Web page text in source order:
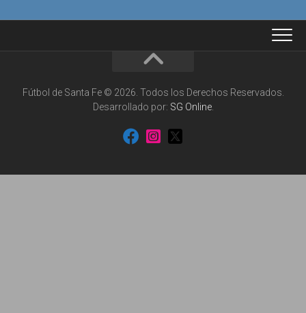
Fútbol de Santa Fe © 2026. Todos los Derechos Reservados.
Desarrollado por: SG Online.